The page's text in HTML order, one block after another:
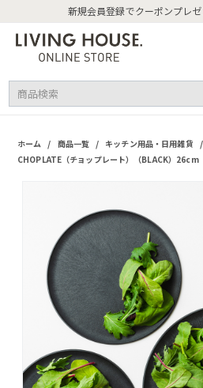
新規会員登録でクーポンプレゼ
ホーム / 商品一覧 / キッチン用品・日用雑貨 /
CHOPLATE（チョップレート）（BLACK）26cm